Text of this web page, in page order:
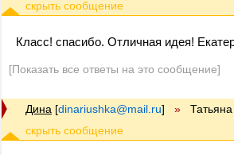
Класс! спасибо. Отличная идея!
[Показать все ответы на это сообщение]
Дина [dinariushka@mail.ru] » Татьяна